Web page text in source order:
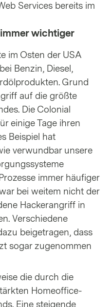
Services bereits im
wichtiger
im Osten der USA
Benzin, Diesel,
Grund
auf die größte
Die Colonial
einige Tage ihren
Beispiel hat
verwundbar unsere
immer häufiger
bei weitem nicht der
Hackerangriff in
Verschiedene
beigetragen, dass
sogar zugenommen
die durch die
Homeoffice-
Eine steigende